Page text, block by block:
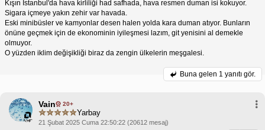
Kışın İstanbul'da hava kirliliği had safhada, hava resmen duman isi kokuyor.
Sigara içmeye yakın zehir var havada.
Eski minibüsler ve kamyonlar desen halen yolda kara duman atıyor. Bunların
önüne geçmek için de ekonominin iyileşmesi lazım, git yenisini al demekle
olmuyor.
O yüzden iklim değişikliği biraz da zengin ülkelerin meşgalesi.
Buna gelen 1 yanıtı gör.
Vain 20+
Yarbay
21 Şubat 2025 Cuma 22:50:22 (20612 mesaj)